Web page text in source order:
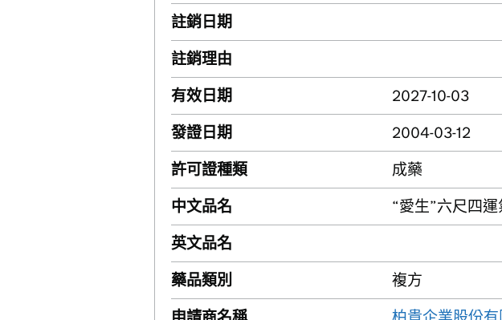
註銷日期
註銷理由
有效日期
2027-10-03
發證日期
2004-03-12
許可證種類
成藥
中文品名
“愛生”六尺四
英文品名
藥品類別
複方